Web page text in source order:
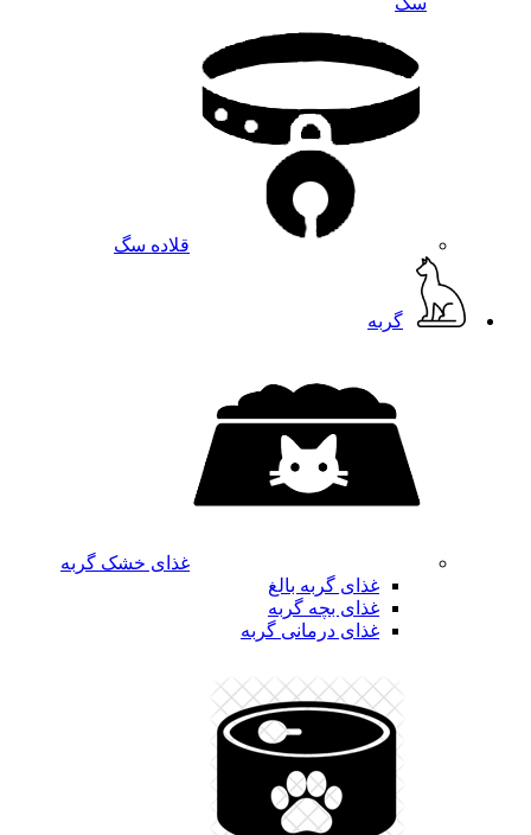
قلاده سگ
گربه
غذای خشک گربه
غذای گربه بالغ
غذای بچه گربه
غذای درمانی گربه